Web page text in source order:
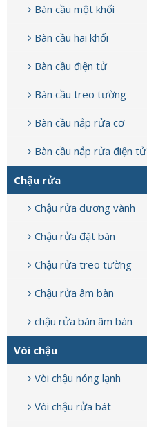
Bàn cầu một khối
Bàn cầu hai khối
Bàn cầu điện tử
Bàn cầu treo tường
Bàn cầu nắp rửa cơ
Bàn cầu nắp rửa điện tử
Chậu rửa
Chậu rửa dương vành
Chậu rửa đặt bàn
Chậu rửa treo tường
Chậu rửa âm bàn
chậu rửa bán âm bàn
Vòi chậu
Vòi chậu nóng lạnh
Vòi chậu rửa bát